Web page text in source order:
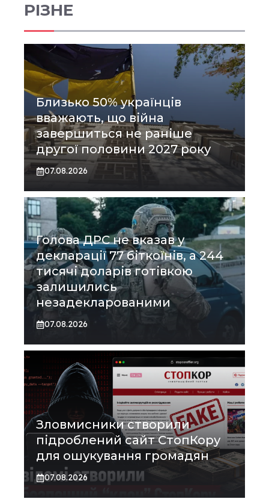
РІЗНЕ
Близько 50% українців
вважають, що війна
завершиться не раніше
другої половини 2027 року
07.08.2026
Голова ДРС не вказав у
декларації 77 біткоїнів, а 244
тисячі доларів готівкою
залишились
незадекларованими
07.08.2026
Зловмисники створили
підроблений сайт СтопКору
для ошукування громадян
07.08.2026